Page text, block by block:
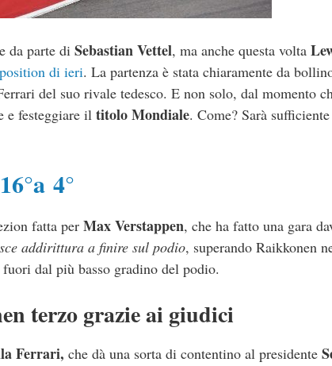
da parte di Sebastian Vettel, ma anche questa volta
di ieri. La partenza è stata chiaramente da
del suo rivale tedesco. E non solo, dal momento
e festeggiare il titolo Mondiale. Come? Sarà
4°
fatta per Max Verstappen, che ha fatto una gara
addirittura a finire sul podio, superando Raikkonen
dal più basso gradino del podio.
terzo grazie ai giudici
Ferrari, che dà una sorta di contentino al presidente